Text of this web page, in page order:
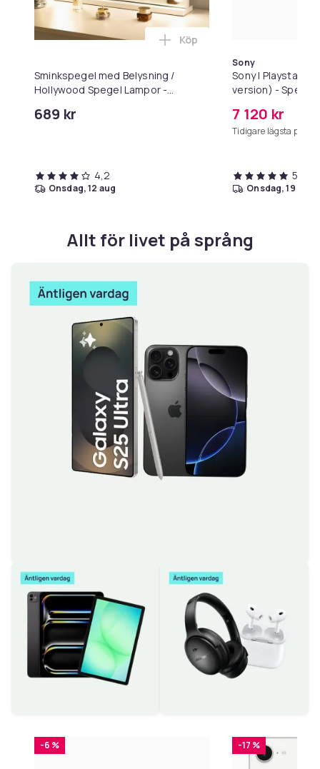
Sminkspegel med Belysning /
Hollywood Spegel Lampor -
689 kr
Lägg till Sminkspegel med
Köp
4,2
onsdag, 12 aug
Sony
Sony |
version) -
7 120 kr
Tidigare lägsta pris:
5,0
onsdag, 19 aug
Allt för livet på språng
-6 % -17 %